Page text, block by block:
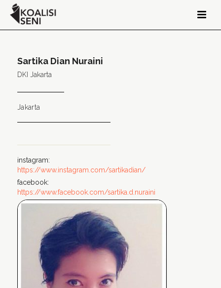
Sartika Dian Nuraini
DKI Jakarta
Jakarta
instagram:
https://www.instagram.com/sartikadian/
facebook:
https://www.facebook.com/sartika.d.nuraini